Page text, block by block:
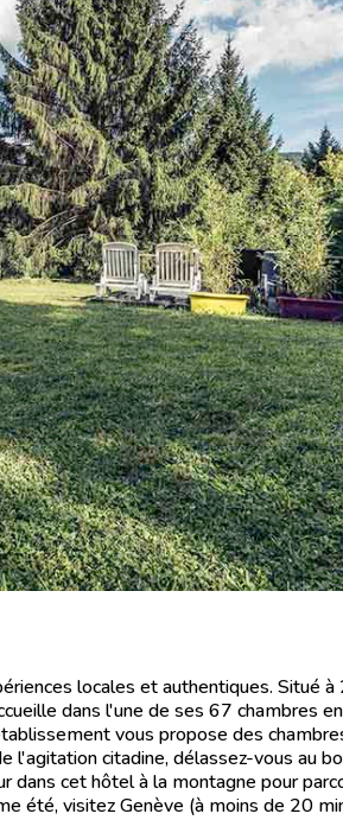
locales et authentiques. Situé
dans l'une de ses 67 chambres
vous propose des
citadine, délassez-vous au
cet hôtel à la montagne pour
été, visitez Genève (à moins de 20